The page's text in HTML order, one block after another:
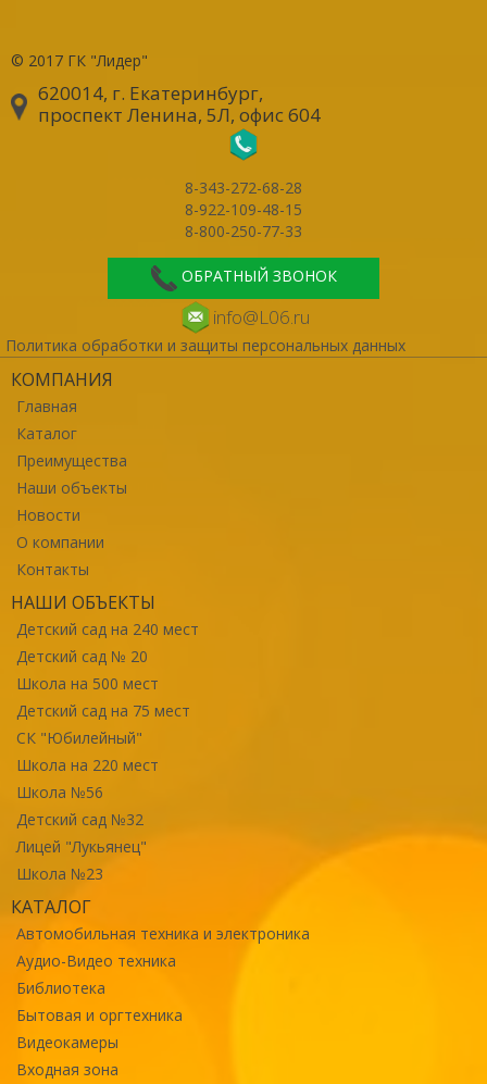
© 2017 ГК "Лидер"
620014, г. Екатеринбург,
проспект Ленина, 5Л, офис 604
8-343-272-68-28
8-922-109-48-15
8-800-250-77-33
ОБРАТНЫЙ ЗВОНОК
info@L06.ru
Политика обработки и защиты персональных данных
КОМПАНИЯ
Главная
Каталог
Преимущества
Наши объекты
Новости
О компании
Контакты
НАШИ ОБЪЕКТЫ
Детский сад на 240 мест
Детский сад № 20
Школа на 500 мест
Детский сад на 75 мест
СК "Юбилейный"
Школа на 220 мест
Школа №56
Детский сад №32
Лицей "Лукьянец"
Школа №23
КАТАЛОГ
Автомобильная техника и электроника
Аудио-Видео техника
Библиотека
Бытовая и оргтехника
Видеокамеры
Входная зона